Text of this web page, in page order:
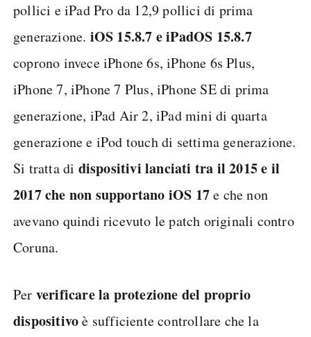
pollici e iPad Pro da 12,9 pollici di prima
generazione. iOS 15.8.7 e iPadOS 15.8.7
coprono invece iPhone 6s, iPhone 6s Plus,
iPhone 7, iPhone 7 Plus, iPhone SE di prima
generazione, iPad Air 2, iPad mini di quarta
generazione e iPod touch di settima generazione.
Si tratta di dispositivi lanciati tra il 2015 e il
2017 che non supportano iOS 17e che non
avevano quindi ricevuto le patch originali contro
Coruna.
Per verificare la protezione del proprio
dispositivoè sufficiente controllare che la